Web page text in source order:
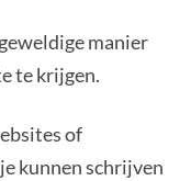
manier
te krijgen.
of
kunnen schrijven